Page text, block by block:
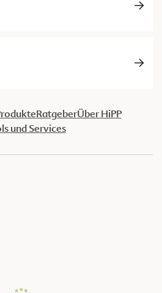
RatgeberÜber HiPP
und Services